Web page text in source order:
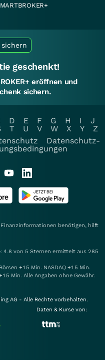
geschenkt!
eröffnen und
sichern.
D E F G H I
J
T U V W X Y
Z
Datenschutz-
benötigen, hilft
4.8 von 5 Sternen ermittelt aus 285
+15 Min. NASDAQ +15 Min.
Min. Alle Angaben ohne Gewähr.
AG - Alle Rechte vorbehalten.
Daten & Kurse von: